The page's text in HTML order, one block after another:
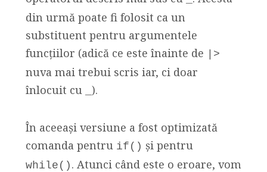
din urmă poate fi folosit ca un
substituent pentru argumentele
funcțiilor (adică ce este înainte de
|>
nuva mai trebui scris iar, ci doar
înlocuit cu
).
În aceeași versiune a fost optimizată
comanda pentru if() și pentru
while() . Atunci când este o eroare, vom